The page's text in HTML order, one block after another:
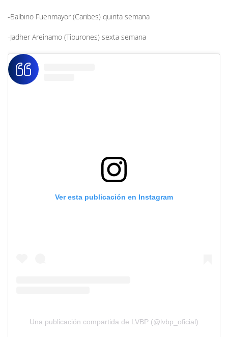
-Balbino Fuenmayor (Caribes) quinta semana
-Jadher Areinamo (Tiburones) sexta semana
Ver esta publicación en Instagram
Una publicación compartida de LVBP (@lvbp_oficial)